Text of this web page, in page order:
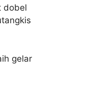
dobel
gelar